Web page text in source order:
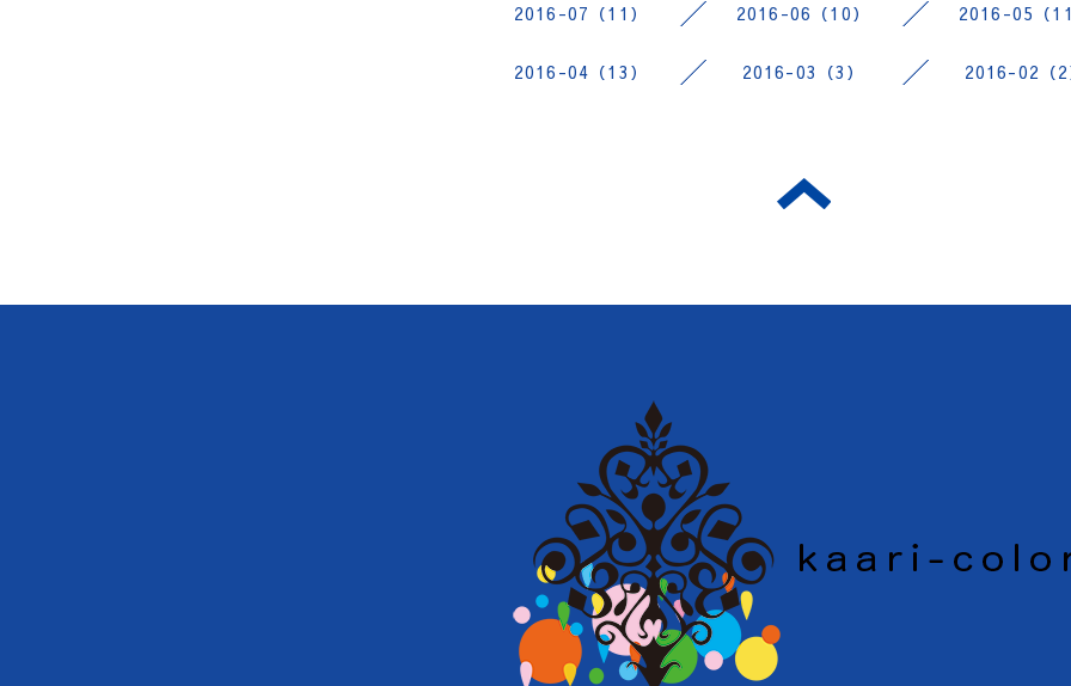
2016-07（11） 2016-06（10） 2016-05（11
2016-04（13） 2016-03（3） 2016-02（2